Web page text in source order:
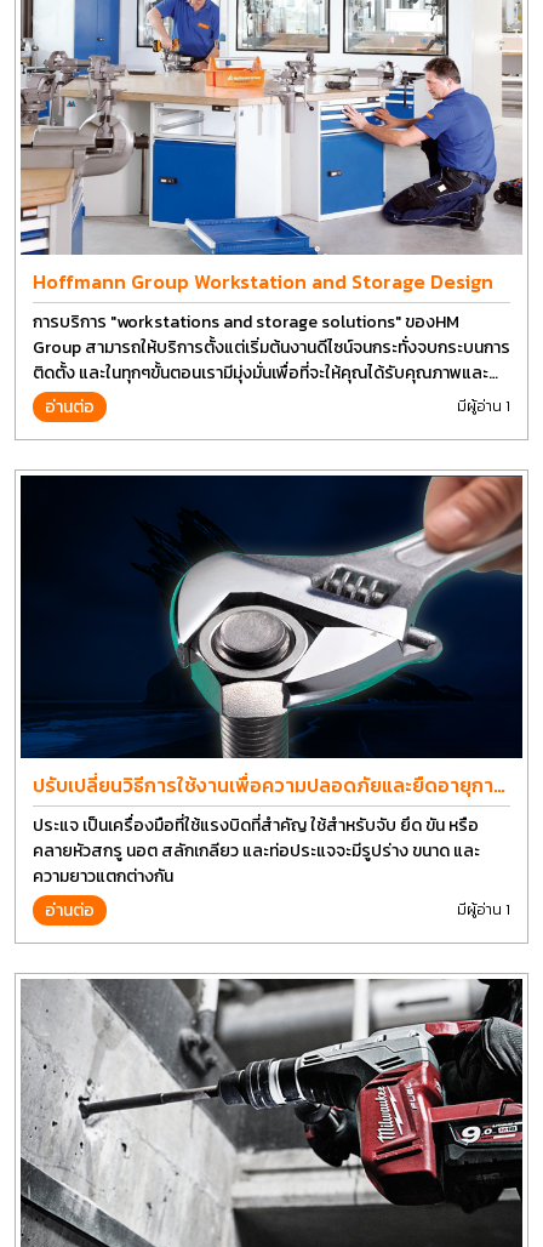
Hoffmann Group Workstation and Storage Design
การบริการ "workstations and storage solutions" ของHM
Group สามารถให้บริการตั้งแต่เริ่มต้นงานดีไซน์จนกระทั่งจบกระบนการ
ติดตั้ง และในทุกๆขั้นตอนเรามีมุ่งมั่นเพื่อที่จะให้คุณได้รับคุณภาพและ
การที่งานที่ดีที่สุด บนต้นทุนที่ดีที่สุดเช่นกัน
อ่านต่อ มีผู้อ่าน 1
ปรับเปลี่ยนวิธีการใช้งานเพื่อความปลอดภัยและยืดอายุการ
ใช้งานประแจได้อีกนาน
ประแจ เป็นเครื่องมือที่ใช้แรงบิดที่สำคัญ ใช้สำหรับจับ ยึด ขัน หรือ
คลายหัวสกรู นอต สลักเกลียว และท่อประแจจะมีรูปร่าง ขนาด และ
ความยาวแตกต่างกัน
อ่านต่อ
มีผู้อ่าน 1